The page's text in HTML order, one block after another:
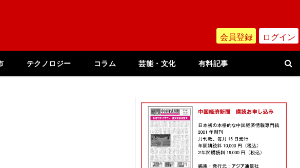
会員登録 ログイン
テクノロジー コラム 芸能・文化 有料記事